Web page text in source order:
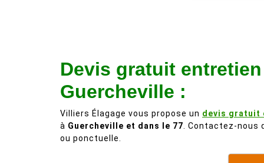
Devis gratuit
Guercheville :
Villiers Élagage vous propose un devis gratuit
à Guercheville et dans le 77 . Contactez-nous
ou ponctuelle.